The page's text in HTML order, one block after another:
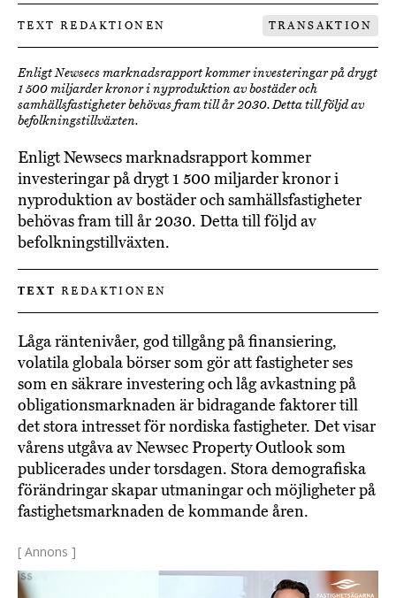
TEXT REDAKTIONEN TRANSAKTION
Enligt Newsecs marknadsrapport kommer investeringar på drygt
1 500 miljarder kronor i nyproduktion av bostäder och
samhällsfastigheter behövas fram till år 2030. Detta till följd av
befolkningstillväxten.
Enligt Newsecs marknadsrapport kommer
investeringar på drygt 1 500 miljarder kronor i
nyproduktion av bostäder och samhällsfastigheter
behövas fram till år 2030. Detta till följd av
befolkningstillväxten.
TEXT REDAKTIONEN
Låga räntenivåer, god tillgång på finansiering,
volatila globala börser som gör att fastigheter ses
som en säkrare investering och låg avkastning på
obligationsmarknaden är bidragande faktorer till
det stora intresset för nordiska fastigheter. Det visar
vårens utgåva av Newsec Property Outlook som
publicerades under torsdagen. Stora demografiska
förändringar skapar utmaningar och möjligheter på
fastighetsmarknaden de kommande åren.
[ Annons ]